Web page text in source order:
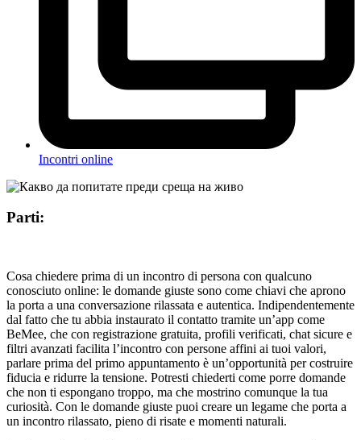
Incontri online
Parti:
Cosa chiedere prima di un incontro di persona con qualcuno
conosciuto online: le domande giuste sono come chiavi che aprono
la porta a una conversazione rilassata e autentica. Indipendentemente
dal fatto che tu abbia instaurato il contatto tramite un’app come
BeMee, che con registrazione gratuita, profili verificati, chat sicure e
filtri avanzati facilita l’incontro con persone affini ai tuoi valori,
parlare prima del primo appuntamento è un’opportunità per costruire
fiducia e ridurre la tensione. Potresti chiederti come porre domande
che non ti espongano troppo, ma che mostrino comunque la tua
curiosità. Con le domande giuste puoi creare un legame che porta a
un incontro rilassato, pieno di risate e momenti naturali.